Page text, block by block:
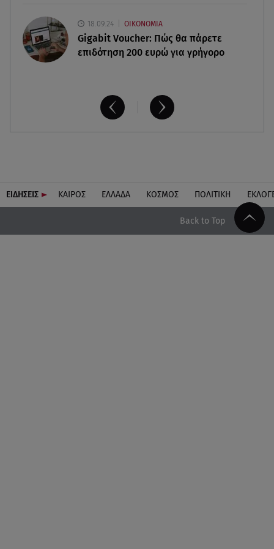
18.09.24 ΟΙΚΟΝΟΜΙΑ
Gigabit Voucher: Πώς θα πάρετε
επιδότηση 200 ευρώ για γρήγορο
ΕΙΔΗΣΕΙΣ ΚΑΙΡΟΣ ΕΛΛΑΔΑ ΚΟΣΜΟΣ ΠΟΛΙΤΙΚΗ
Back to Top